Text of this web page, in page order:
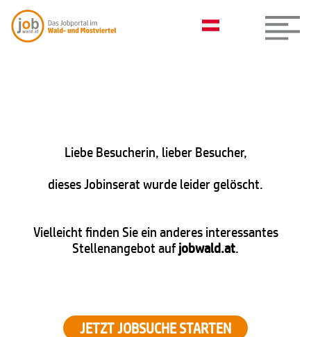
Liebe Besucherin, lieber Besucher,
dieses Jobinserat wurde leider gelöscht.
Vielleicht finden Sie ein anderes interessantes
Stellenangebot aufjobwald.at.
JETZT JOBSUCHE STARTEN